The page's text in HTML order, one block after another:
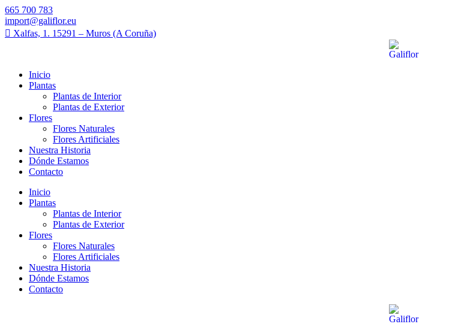
665 700 783
import@galiflor.eu
Xalfas, 1. 15291 – Muros (A Coruña)
Inicio
Plantas
Plantas de Interior
Plantas de Exterior
Flores
Flores Naturales
Flores Artificiales
Nuestra Historia
Dónde Estamos
Contacto
Inicio
Plantas
Plantas de Interior
Plantas de Exterior
Flores
Flores Naturales
Flores Artificiales
Nuestra Historia
Dónde Estamos
Contacto